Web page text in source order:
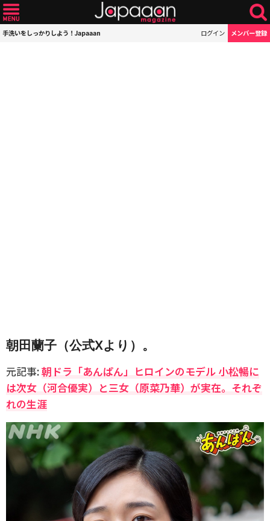
手洗いをしっかりしよう！Japaaan ログイン メンバー登録
朝田蘭子（公式Xより）。
元記事:朝ドラ「あんぱん」ヒロインのモデル 小松暢に
は次女（河合優実）と三女（原菜乃華）が実在。それぞ
れの生涯